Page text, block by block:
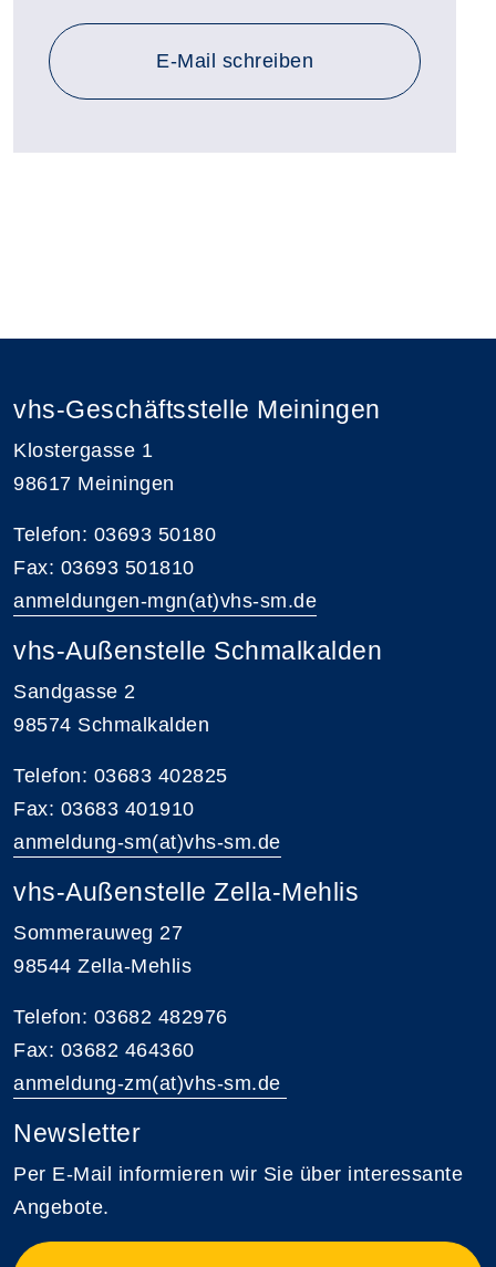
E-Mail schreiben
vhs-Geschäftsstelle Meiningen
Klostergasse 1
98617 Meiningen
Telefon: 03693 50180
Fax: 03693 501810
anmeldungen-mgn(at)vhs-sm.de
vhs-Außenstelle Schmalkalden
Sandgasse 2
98574 Schmalkalden
Telefon: 03683 402825
Fax: 03683 401910
anmeldung-sm(at)vhs-sm.de
vhs-Außenstelle Zella-Mehlis
Sommerauweg 27
98544 Zella-Mehlis
Telefon: 03682 482976
Fax: 03682 464360
anmeldung-zm(at)vhs-sm.de
Newsletter
Per E-Mail informieren wir Sie über interessante
Angebote.